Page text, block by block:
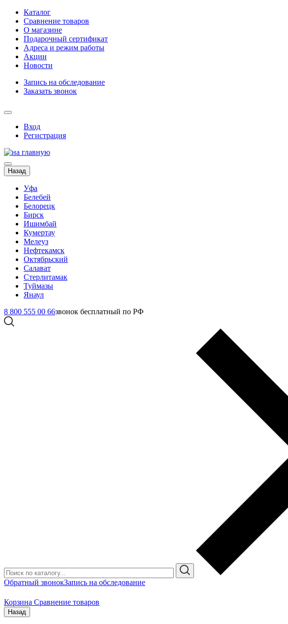
Каталог
Сравнение товаров
О магазине
Подарочный сертификат
Адреса и режим работы
Акции
Новости
Запись на обследование
Заказать звонок
Вход
Регистрация
Назад
Уфа
Белебей
Белорецк
Бирск
Ишимбай
Кумертау
Мелеуз
Нефтекамск
Октябрьский
Салават
Стерлитамак
Туймазы
Янаул
8 800 555 00 66звонок бесплатный по РФ
Обратный звонокЗапись на обследование
Корзина Сравнение товаров
Назад